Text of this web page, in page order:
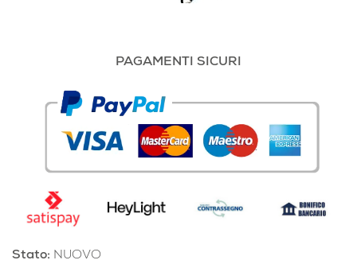
PAGAMENTI SICURI
Stato: NUOVO